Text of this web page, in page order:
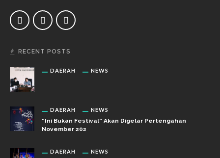
RECENT POSTS
DAERAH NEWS
DAERAH NEWS
“Ini Bukan Festival” Akan Digelar Pertengahan
November 202
DAERAH NEWS